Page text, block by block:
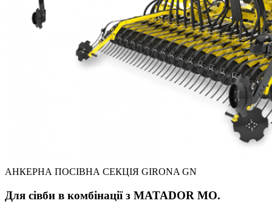
АНКЕРНА ПОСІВНА СЕКЦІЯ GIRONA GN
Для сівби в комбінації з MATADOR MO.